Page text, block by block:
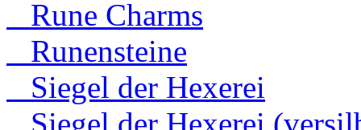
Rune Charms
Runensteine
Siegel der Hexerei